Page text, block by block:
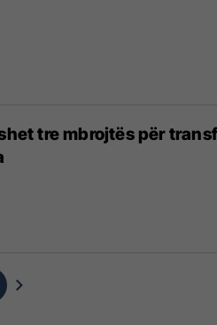
tre mbrojtës për